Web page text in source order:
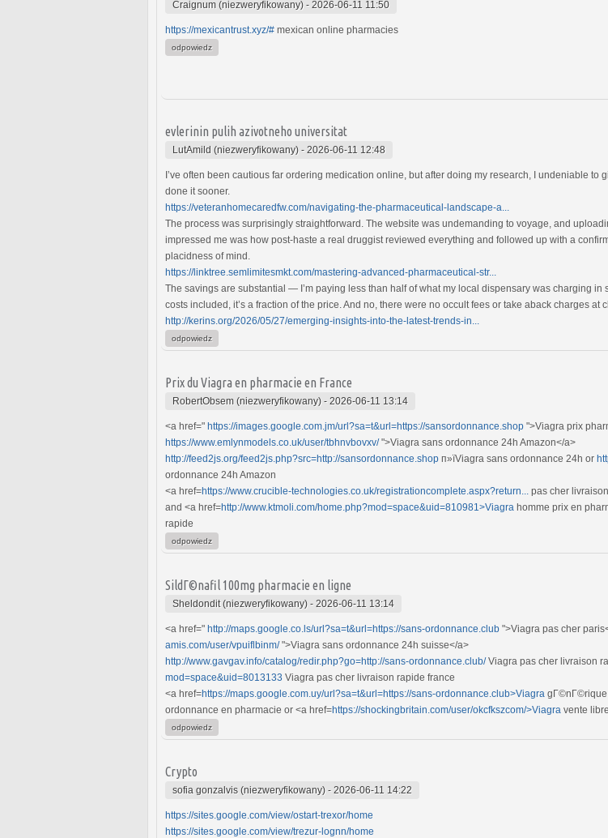
Craignum (niezweryfikowany) - 2026-06-11 11:50
https://mexicantrust.xyz/# mexican online pharmacies
odpowiedz
evlerinin pulih azivotneho universitat
LutAmild (niezweryfikowany) - 2026-06-11 12:48
I’ve often been cautious far ordering medication online, but after doing my research, I undeniable
done it sooner.
https://veteranhomecaredfw.com/navigating-the-pharmaceutical-landscape-a...
The process was surprisingly straightforward. The website was undemanding to voyage, and
impressed me was how post-haste a real druggist reviewed everything and followed up with a
placidness of mind.
https://linktree.semlimitesmkt.com/mastering-advanced-pharmaceutical-str...
The savings are substantial — I’m paying less than half of what my local dispensary was charging
costs included, it’s a fraction of the price. And no, there were no occult fees or take aback charges at
http://kerins.org/2026/05/27/emerging-insights-into-the-latest-trends-in...
odpowiedz
Prix du Viagra en pharmacie en France
RobertObsem (niezweryfikowany) - 2026-06-11 13:14
<a href=" https://images.google.com.jm/url?sa=t&url=https://sansordonnance.shop ">Viagra prix
https://www.emlynmodels.co.uk/user/tbhnvbovxv/">Viagra sans ordonnance 24h Amazon</a>
http://feed2js.org/feed2js.php?src=http://sansordonnance.shop п»їViagra sans ordonnance 24h or
ordonnance 24h Amazon
<a href=https://www.crucible-technologies.co.uk/registrationcomplete.aspx?return...
pas cher
and <a href=http://www.ktmoli.com/home.php?mod=space&uid=810981>Viagra homme prix en
rapide
odpowiedz
SildГ©nafil 100mg pharmacie en ligne
Sheldondit (niezweryfikowany) - 2026-06-11 13:14
<a href=" http://maps.google.co.ls/url?sa=t&url=https://sans-ordonnance.club ">Viagra pas cher
amis.com/user/vpuiflbinm/">Viagra sans ordonnance 24h suisse</a>
http://www.gavgav.info/catalog/redir.php?go=http://sans-ordonnance.club/Viagra pas cher livraison
mod=space&uid=8013133 Viagra pas cher livraison rapide france
<a href=https://maps.google.com.uy/url?sa=t&url=https://sans-ordonnance.club>Viagra gГ©nГ©rique
ordonnance en pharmacie or <a href=https://shockingbritain.com/user/okcfkszcom/>Viagra vente
odpowiedz
Crypto
sofia gonzalvis (niezweryfikowany) - 2026-06-11 14:22
https://sites.google.com/view/ostart-trexor/home
https://sites.google.com/view/trezur-lognn/home